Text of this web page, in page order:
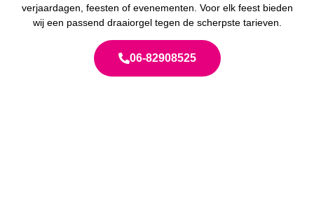
verjaardagen, feesten of evenementen. Voor elk feest bieden
wij een passend draaiorgel tegen de scherpste tarieven.
06-82908525